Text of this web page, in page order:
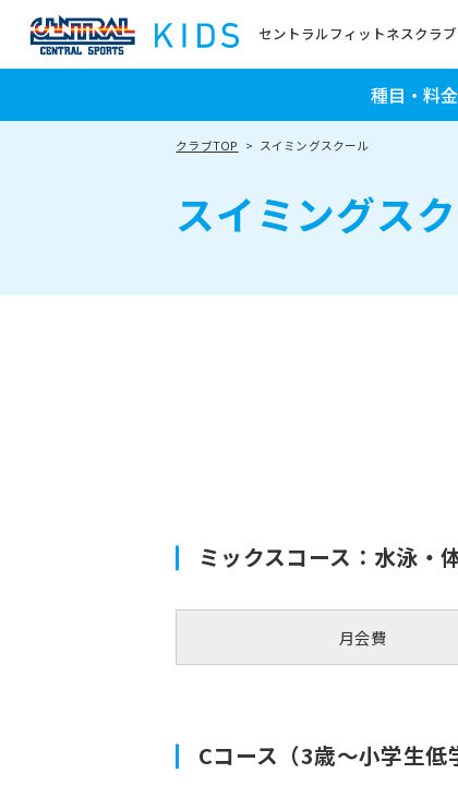
セントラルフィットネスクラブ
種目・料金
クラブTOP スイミングスクール
スイミングス
ミックスコース：水泳・
月会費
Cコース（3歳〜小学生低